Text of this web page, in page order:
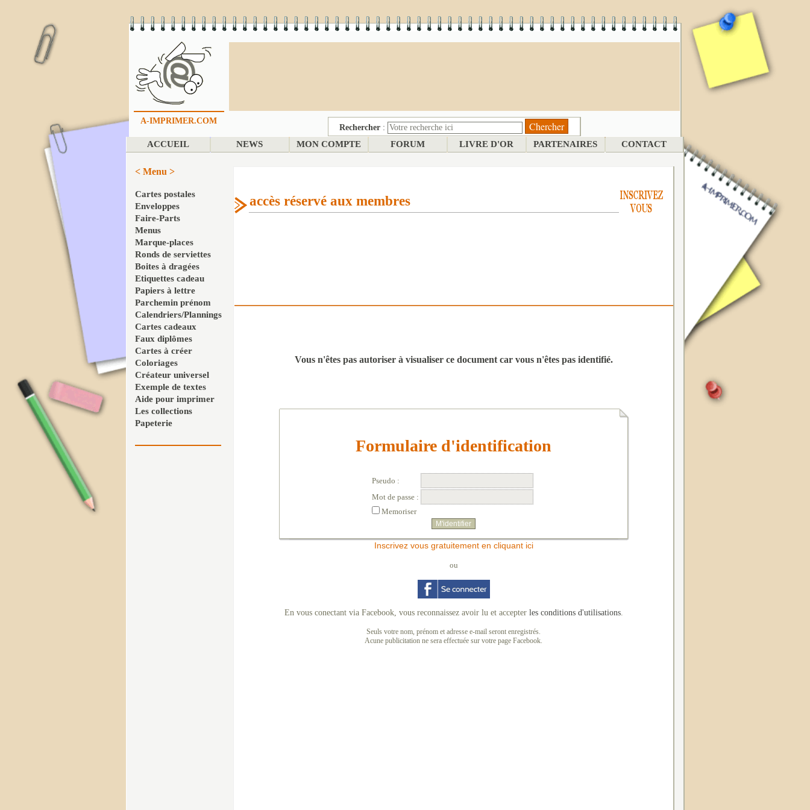
A-IMPRIMER.COM
Rechercher :
ACCUEIL NEWS MON COMPTE FORUM LIVRE D'OR PARTENAIRES CONTACT
< Menu >
Cartes postales
Enveloppes
Faire-Parts
Menus
Marque-places
Ronds de serviettes
Boites à dragées
Etiquettes cadeau
Papiers à lettre
Parchemin prénom
Calendriers/Plannings
Cartes cadeaux
Faux diplômes
Cartes à créer
Coloriages
Créateur universel
Exemple de textes
Aide pour imprimer
Les collections
Papeterie
accès réservé aux membres
Vous n'êtes pas autoriser à visualiser ce document car vous n'êtes pas identifié.
Formulaire d'identification
Pseudo :
Mot de passe :
Memoriser
Inscrivez vous gratuitement en cliquant ici
ou
En vous conectant via Facebook, vous reconnaissez avoir lu et accepter les conditions d'utilisations.
Seuls votre nom, prénom et adresse e-mail seront enregistrés.
Acune publicitation ne sera effectuée sur votre page Facebook.